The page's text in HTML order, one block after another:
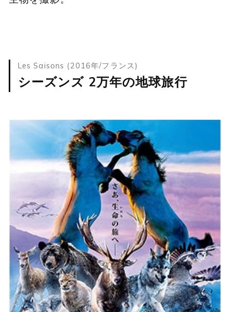
Les Saisons (2016年/フランス)
シーズンズ 2万年の地球旅行